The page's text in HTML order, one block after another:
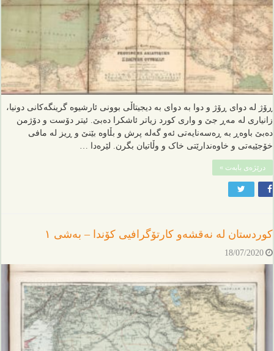
ڕۆژ لە دوای ڕۆژ و دوا بە دوای بە دیجیتاڵی بوونی ئارشیوە گرینگەکانی دونیا،
زانیاری لە مەڕ جێ و واری کورد زیاتر ئاشکرا دەبێ. ئیتر دۆست و دۆژمن
دەبێ باوەڕ بە ڕەسەنایەتی ئەو گەلە پرش و بڵاوە بێنێ و ڕیز لە مافی
خۆجێیەتی و خاوەندارێتی خاک و وڵاتیان بگرن. لێرەدا …
درێژەی بابەت »
کوردستان لە نەقشەو کارتۆگرافیی کۆندا – بەشی ١
18/07/2020